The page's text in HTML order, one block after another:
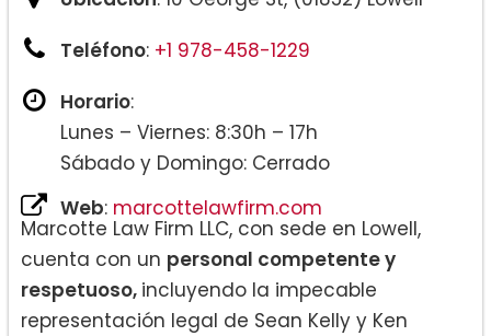
Teléfono: +1 978-458-1229
Horario:
Lunes – Viernes: 8:30h – 17h
Sábado y Domingo: Cerrado
Web: marcottelawfirm.com
Marcotte Law Firm LLC, con sede en Lowell,
cuenta con un personal competente y
respetuoso, incluyendo la impecable
representación legal de Sean Kelly y Ken